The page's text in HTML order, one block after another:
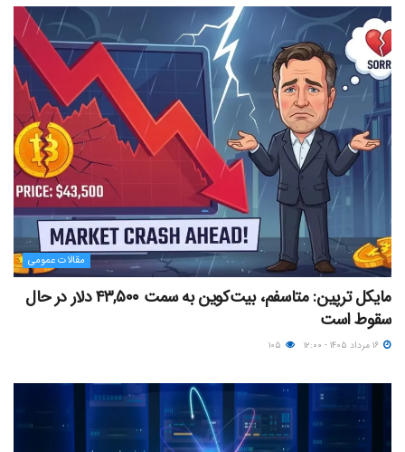
مقالات عمومی
مایکل ترپین: متاسفم، بیت‌کوین به سمت ۴۳,۵۰۰ دلار در حال
سقوط است